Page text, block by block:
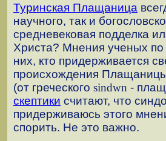
Туринская Плащаница
научного, так и
средневековая подделка
Христа? Мнения ученых по
них, кто придерживается
происхождения
(от греческого sindwn -
скептики считают, что
придерживаюсь этого
спорить. Не это важно.